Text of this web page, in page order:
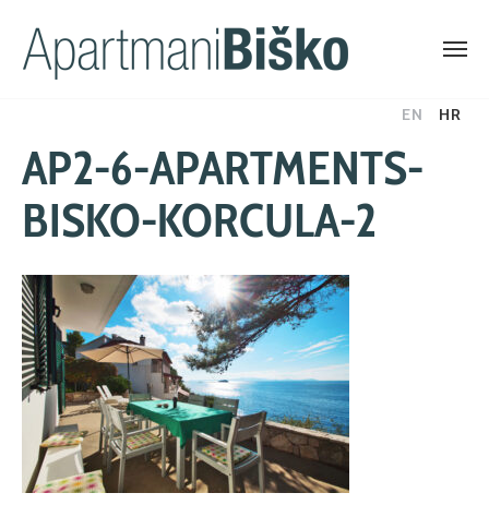
content
EN HR
AP2-6-APARTMENTS-
BISKO-KORCULA-2